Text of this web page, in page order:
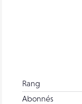
Rang
Abonnés